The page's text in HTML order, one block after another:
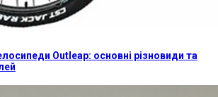
Outleap: основні різновиди та